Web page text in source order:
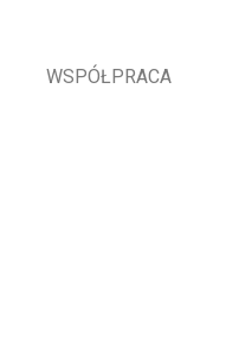
WSPÓŁPRACA